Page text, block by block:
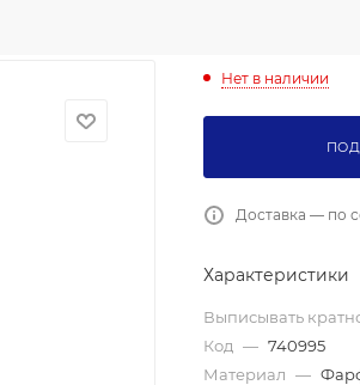
Нет в наличии
Доставка — по
Характеристики
Выписывать
Код — 740995
Материал —